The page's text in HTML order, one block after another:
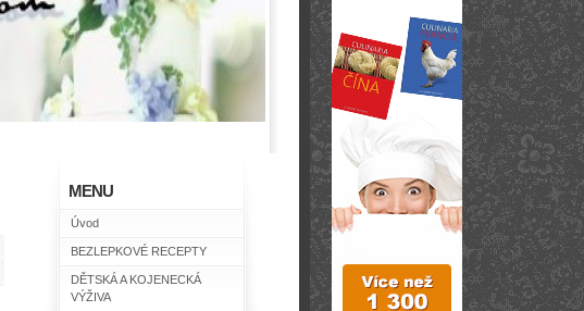
MENU
Úvod
BEZLEPKOVÉ RECEPTY
DĚTSKÁ A KOJENECKÁ
VÝŽIVA